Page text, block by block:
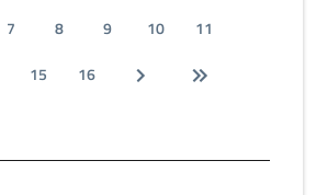
7 8 9 10
11
15 16